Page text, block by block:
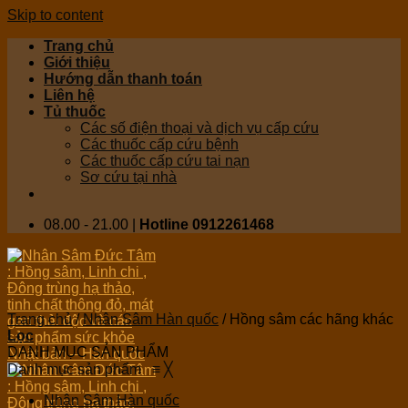
Skip to content
Trang chủ
Giới thiệu
Hướng dẫn thanh toán
Liên hệ
Tủ thuốc
Các số điện thoại và dịch vụ cấp cứu
Các thuốc cấp cứu bệnh
Các thuốc cấp cứu tai nạn
Sơ cứu tại nhà
08.00 - 21.00 | Hotline 0912261468
Trang chủ / Nhân Sâm Hàn quốc /Hồng sâm các hãng khác
Lọc
DANH MỤC SẢN PHẨM
Danh mục sản phẩm≡ ╳
Nhân Sâm Hàn quốc